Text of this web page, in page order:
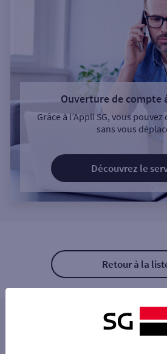
Ouverture de compte
Grâce à l’Appli SG, vous
sans vous
Découvrez le
Retour à la
Les distributeurs/automates à